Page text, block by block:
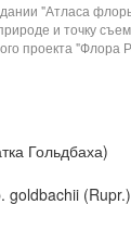
"Атласа
и точку
проекта "Флора
Гольдбаха)
goldbachii